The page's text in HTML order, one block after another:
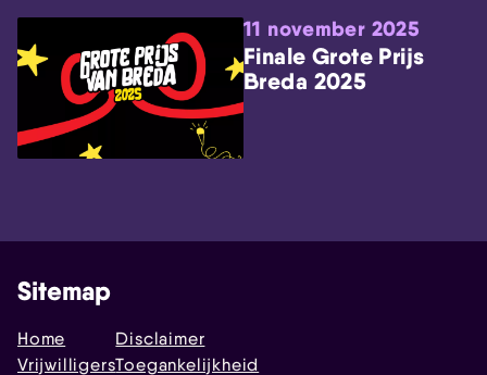
11 november 2025
Finale Grote Prijs
Breda 2025
Sitemap
Home
Vrijwilligers
Disclaimer
Toegankelijkheid